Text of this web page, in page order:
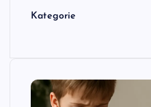
Kategorie